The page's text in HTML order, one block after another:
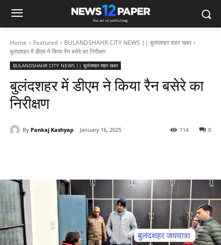
Home Featured
BULANDSHAHR CITY NEWS || बुलंदशहर शहर खबर
बुलंदशहर में डीएम ने किया रैन बसेरे का निरीक्षण
BULANDSHAHR CITY NEWS || बुलंदशहर शहर खबर
बुलंदशहर में डीएम ने किया रैन बसेरे का
निरीक्षण
By Pankaj Kashyap January 16, 2025 0
114